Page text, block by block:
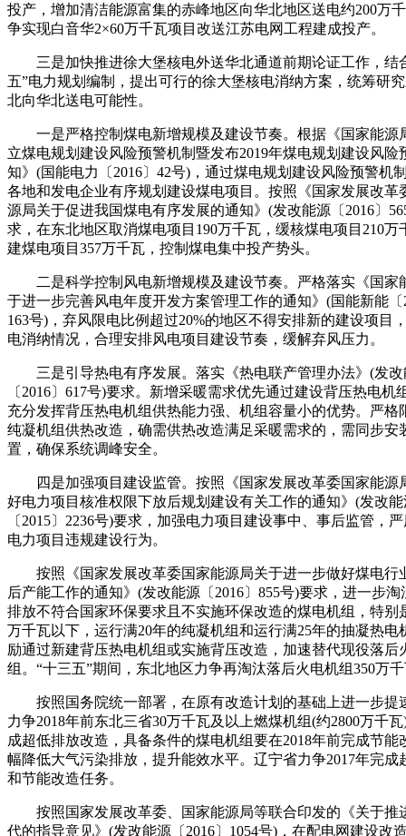
投产，增加清洁能源富集的赤峰地区向华北地区送电约200万
争实现白音华2×60万千瓦项目改送江苏电网工程建成投产。
三是加快推进徐大堡核电外送华北通道前期论证工作，结
五”电力规划编制，提出可行的徐大堡核电消纳方案，统筹研
北向华北送电可能性。
一是严格控制煤电新增规模及建设节奏。根据《国家能源
立煤电规划建设风险预警机制暨发布2019年煤电规划建设风险
知》(国能电力〔2016〕42号)，通过煤电规划建设风险预警机
各地和发电企业有序规划建设煤电项目。按照《国家发展改革
源局关于促进我国煤电有序发展的通知》(发改能源〔2016〕
求，在东北地区取消煤电项目190万千瓦，缓核煤电项目210万
建煤电项目357万千瓦，控制煤电集中投产势头。
二是科学控制风电新增规模及建设节奏。严格落实《国家
于进一步完善风电年度开发方案管理工作的通知》(国能新能〔
163号)，弃风限电比例超过20%的地区不得安排新的建设项目
电消纳情况，合理安排风电项目建设节奏，缓解弃风压力。
三是引导热电有序发展。落实《热电联产管理办法》(发改
〔2016〕617号)要求。新增采暖需求优先通过建设背压热电机
充分发挥背压热电机组供热能力强、机组容量小的优势。严格
纯凝机组供热改造，确需供热改造满足采暖需求的，需同步安
置，确保系统调峰安全。
四是加强项目建设监管。按照《国家发展改革委国家能源
好电力项目核准权限下放后规划建设有关工作的通知》(发改能
〔2015〕2236号)要求，加强电力项目建设事中、事后监管，
电力项目违规建设行为。
按照《国家发展改革委国家能源局关于进一步做好煤电行
后产能工作的通知》(发改能源〔2016〕855号)要求，进一步淘
排放不符合国家环保要求且不实施环保改造的煤电机组，特别
万千瓦以下，运行满20年的纯凝机组和运行满25年的抽凝热电
励通过新建背压热电机组或实施背压改造，加速替代现役落后
组。“十三五”期间，东北地区力争再淘汰落后火电机组350万
按照国务院统一部署，在原有改造计划的基础上进一步提
力争2018年前东北三省30万千瓦及以上燃煤机组(约2800万千
成超低排放改造，具备条件的煤电机组要在2018年前完成节能
幅降低大气污染排放，提升能效水平。辽宁省力争2017年完成
和节能改造任务。
按照国家发展改革委、国家能源局等联合印发的《关于推
代的指导意见》(发改能源〔2016〕1054号)，在配电网建设改